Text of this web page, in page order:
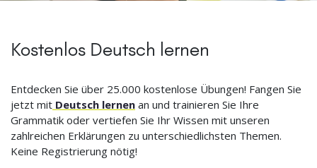
Kostenlos Deutsch lernen
Entdecken Sie über 25.000 kostenlose Übungen! Fangen Sie
jetzt mit Deutsch lernen an und trainieren Sie Ihre
Grammatik oder vertiefen Sie Ihr Wissen mit unseren
zahlreichen Erklärungen zu unterschiedlichsten Themen.
Keine Registrierung nötig!